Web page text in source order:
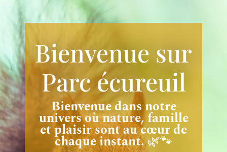
Bienvenue sur
Parc écureuil
Bienvenue dans notre
univers où nature, famille
et plaisir sont au cœur de
chaque instant.🌿🐾